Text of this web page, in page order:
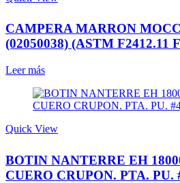
CAMPERA MARRON
(02050038) (ASTM F2412.11
Leer más
Quick View
BOTIN NANTERRE EH
CUERO CRUPON. PTA. PU.